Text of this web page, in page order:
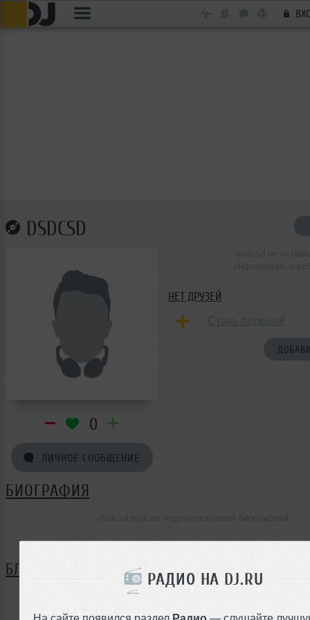
РАДИО НА DJ.RU
На сайте появился раздел Радио — слушайте
DSDCSD
0
ЛИЧНОЕ СООБЩЕНИЕ
НЕТ ДРУЗЕЙ
БИОГРАФИЯ
БЛОГ